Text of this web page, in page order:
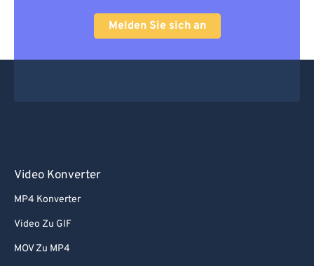
Melden Sie sich an
Video Konverter
MP4 Konverter
Video Zu GIF
MOV Zu MP4